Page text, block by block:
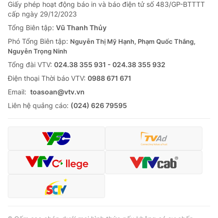
Sản phẩm
Thị trường
Tư vấn
Lịch phát sóng
Chuyên mục khác
Emagazine Podcast
Photo Infographic
Shorts video
VTV Money VTV Thể thao
VTV Sức khoẻ
Giấy phép hoạt động báo in và báo điện tử số 483/GP-BTTTT
cấp ngày 29/12/2023
Tổng Biên tập: Vũ Thanh Thủy
Phó Tổng Biên tập: Nguyễn Thị Mỹ Hạnh, Phạm Quốc Thắng,
Nguyễn Trọng Ninh
Tổng đài VTV: 024.38 355 931 - 024.38 355 932
Ðiện thoại Thời báo VTV: 0988 671 671
Email: toasoan@vtv.vn
Liên hệ quảng cáo: (024) 626 79595